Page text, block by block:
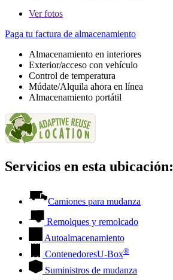
Verfotos
Paga tu factura de almacenamiento
Almacenamiento en interiores
Exterior/acceso con vehículo
Control de temperatura
Múdate/Alquila ahora en línea
Almacenamiento portátil
Servicios en esta ubicación:
Camiones para mudanza
Remolques y remolcado
Autoalmacenamiento
ContenedoresU-Box®
Suministros de mudanza